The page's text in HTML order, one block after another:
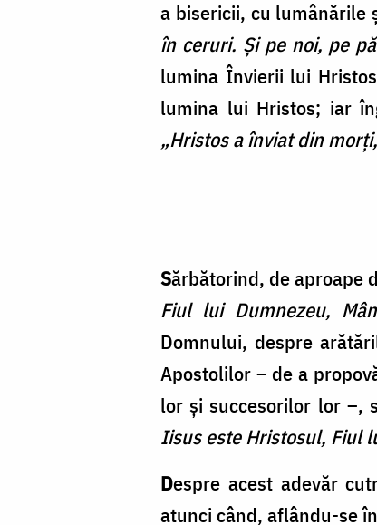
a bisericii, cu lumânările
în ceruri. Și pe noi, pe
lumina Învierii lui
lumina lui Hristos; iar
„Hristos a înviat din
Sărbătorind, de aproape
Fiul lui Dumnezeu,
Domnului, despre
Apostolilor – de a
lor și succesorilor lor –,
Iisus este Hristosul, Fiul
Despre acest adevăr
atunci când, aflându-se